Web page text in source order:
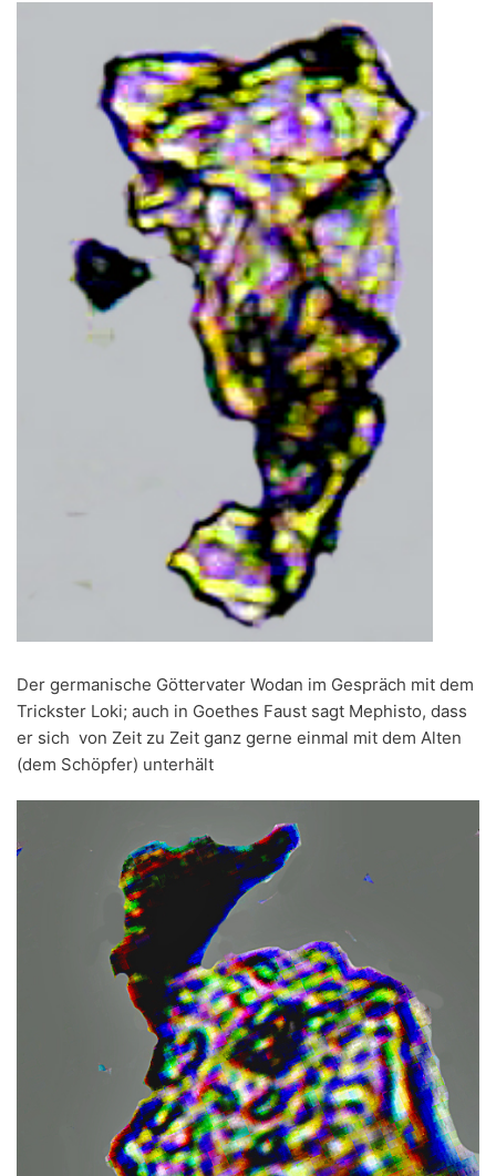
Der germanische Göttervater Wodan im Gespräch mit dem
Trickster Loki; auch in Goethes Faust sagt Mephisto, dass
er sich von Zeit zu Zeit ganz gerne einmal mit dem Alten
(dem Schöpfer) unterhält